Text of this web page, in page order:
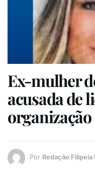
Ex-mulher
acusada de
Por Redação Filipeia